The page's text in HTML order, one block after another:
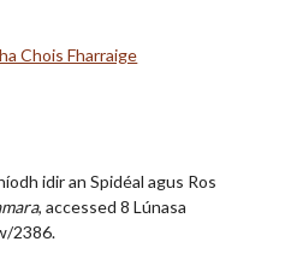
Chois Fharraige
idir an Spidéal agus Ros
, accessed 8 Lúnasa
2386.